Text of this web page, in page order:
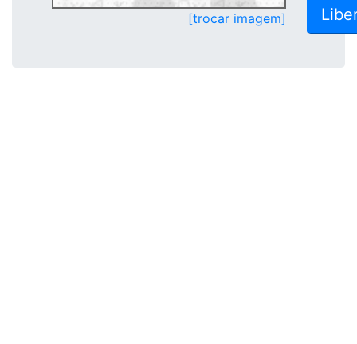
[trocar imagem]